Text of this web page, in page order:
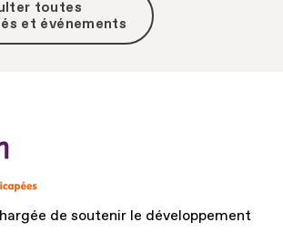
toutes
et événements
de soutenir le développement